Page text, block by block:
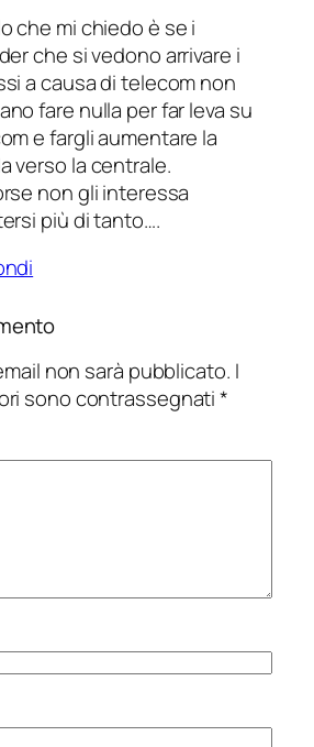
che mi chiedo è se i
che si vedono arrivare i
a causa di telecom non
fare nulla per far leva su
e fargli aumentare la
verso la centrale.
non gli interessa
più di tanto….
non sarà pubblicato. I
sono contrassegnati*